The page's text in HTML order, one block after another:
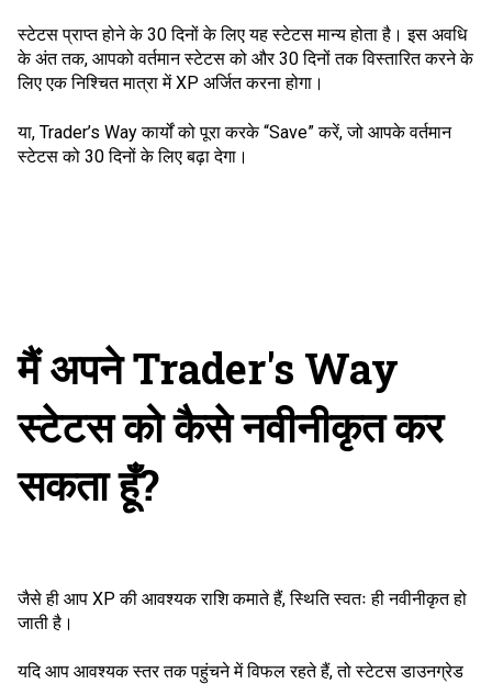
स्टेटस प्राप्त होने के 30 दिनों के लिए यह स्टेटस मान्य होता है। इस अवधि
के अंत तक, आपको वर्तमान स्टेटस को और 30 दिनों तक विस्तारित करने के
लिए एक निश्चित मात्रा में XP अर्जित करना होगा।
या, Trader’s Way कार्यों को पूरा करके “Save” करें, जो आपके वर्तमान
स्टेटस को 30 दिनों के लिए बढ़ा देगा।
मैं अपने Trader's Way
स्टेटस को कैसे नवीनीकृत कर
सकता हूँ?
जैसे ही आप XP की आवश्यक राशि कमाते हैं, स्थिति स्वतः ही नवीनीकृत हो
जाती है।
यदि आप आवश्यक स्तर तक पहुंचने में विफल रहते हैं, तो स्टेटस डाउनग्रेड